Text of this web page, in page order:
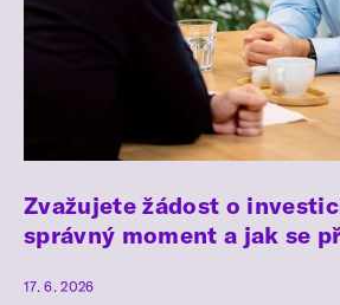
Zvažujete žádost o
správný moment a jak se
17. 6. 2026